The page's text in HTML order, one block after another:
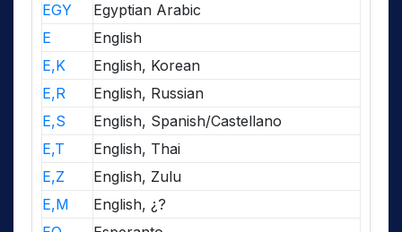
EGY
Egyptian Arabic
E
English
E,K
English, Korean
E,R
English, Russian
E,S
English, Spanish/Castellano
E,T
English, Thai
E,Z
English, Zulu
E,M
English, ¿?